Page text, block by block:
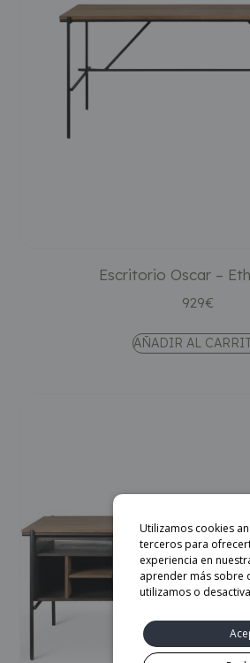
Escritorio Oscar –
929€
AÑADIR AL
Utilizamos cookies
terceros para
experiencia en
aprender más sobre
utilizamos o